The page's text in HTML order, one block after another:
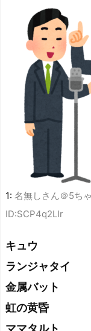
1: 名無しさん＠5ち
ID:SCP4q2LIr
キュウ
ランジャタイ
金属バット
虹の黄昏
ママタルト